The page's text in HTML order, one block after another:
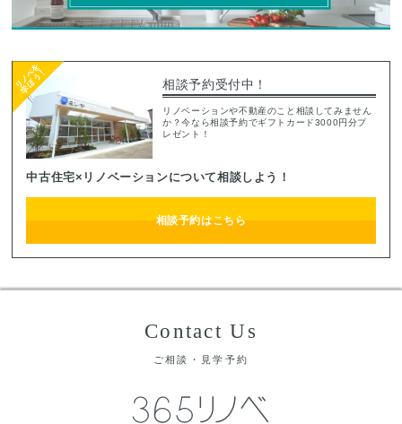
相談予約受付中！
リノベーションや不動産のこと相談してみません
か？今なら相談予約でギフトカード3000円分プ
レゼント！
中古住宅×リノベーションについて相談しよう！
相談予約はこちら
Contact Us
ご相談・見学予約